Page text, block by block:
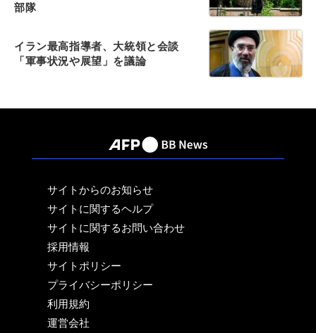
部隊
イラン最高指導者、大統領と会談
「軍事状況や展望」を議論
サイトからのお知らせ
サイトに関するヘルプ
サイトに関するお問い合わせ
採用情報
サイトポリシー
プライバシーポリシー
利用規約
運営会社